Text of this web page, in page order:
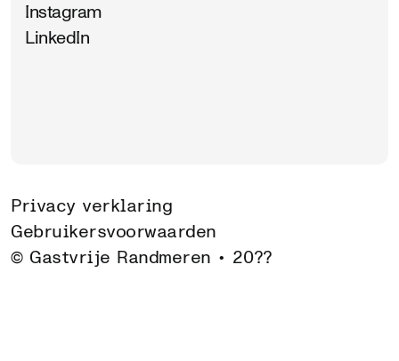
Instagram
LinkedIn
Privacy verklaring
Gebruikersvoorwaarden
© Gastvrije Randmeren • 20??